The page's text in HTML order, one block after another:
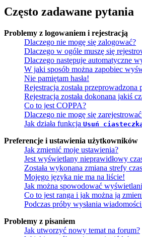
Często zadawane pytania
Problemy z logowaniem i rejestracją
Dlaczego nie mogę się zalogować?
Dlaczego w ogóle muszę się
Dlaczego następuje automatyczne
W jaki sposób można zapobiec
Nie pamiętam hasła!
Rejestracja została
Rejestracja została dokonana jakiś
Co to jest COPPA?
Dlaczego nie mogę się
Jak działa funkcja Usuń
Preferencje i ustawienia użytkowników
Jak zmienić moje ustawienia?
Jest wyświetlany nieprawidłowy
Została wykonana zmiana strefy
Mojego języka nie ma na liście!
Jak można spowodować
Co to jest ranga i jak można ją
Podczas próby wysłania
Problemy z pisaniem
Jak utworzyć nowy temat na forum?